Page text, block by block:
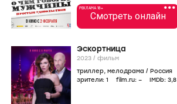
•••
РЕКЛАМА 18+
Смотреть онлайн
Эскортница
2023 / фильм
триллер, мелодрама / Россия
зрители: 1 film.ru: – IMDb: 3,8